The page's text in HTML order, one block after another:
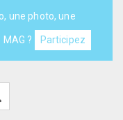
une photo, une
? Participez